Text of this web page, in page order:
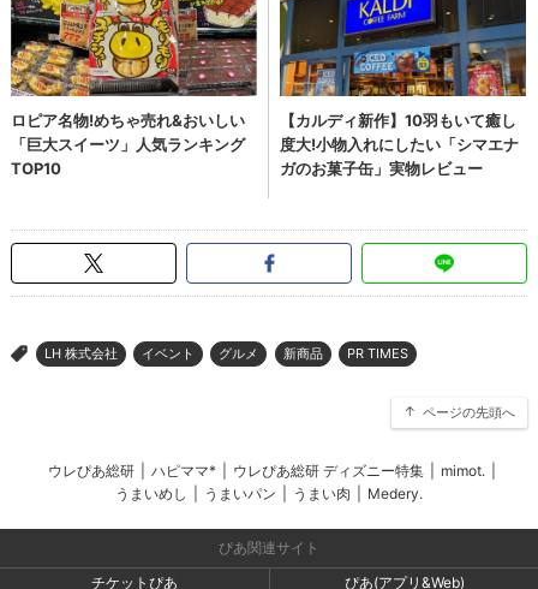
> LH 株式会社 イベント グルメ 新商品 PR TIMES
ページの先頭へ
ウレぴあ総研 ハピママ* ウレぴあ総研 ディズニー特集 mimot.
うまいめし
うまいパン うまい肉 Medery.
ぴあ関連サイト
チケットぴあ
ぴあ(アプリ&Web)